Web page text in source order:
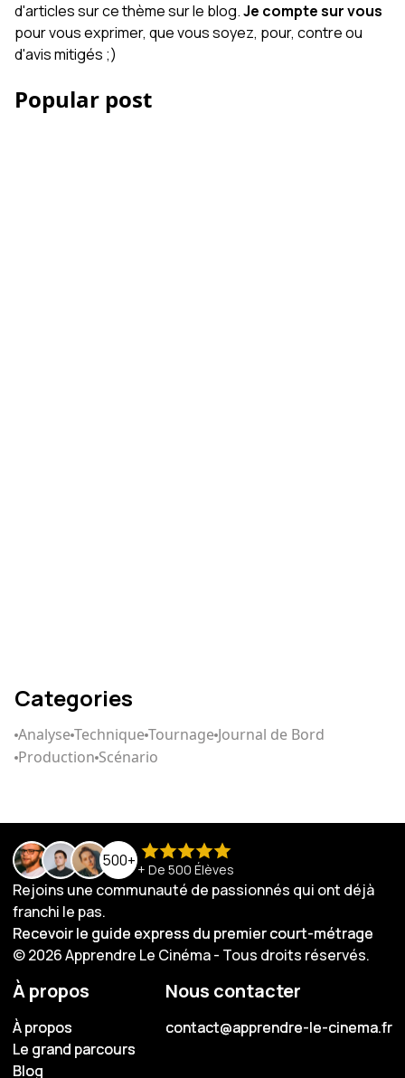
d'articles sur ce thème sur le blog.Je compte sur vous
pour vous exprimer, que vous soyez, pour, contre ou
d'avis mitigés ;)
Popular post
Categories
AnalyseTechniqueTournage Journal de Bord
Production Scénario
500+ + De 500 Élèves
Rejoins une communauté de passionnés qui ont déjà
franchi le pas.
Recevoir le guide express du premier court-métrage
Recevoir le guide express du premier court-métrage
© 2026 Apprendre Le Cinéma - Tous droits réservés.
À propos
À propos
À propos
Le grand parcours
Le grand parcours
Blog
Blog
Nous contacter
contact@apprendre-le-cinema.fr
contact@apprendre-le-cinema.fr